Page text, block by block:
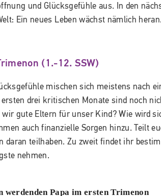
und Glücksgefühle aus. In den
Ein neues Leben wächst nämlich
(1.-12. SSW)
mischen sich meistens nach
drei kritischen Monate sind noch
wir gute Eltern für unser Kind? Wie wird
auch finanzielle Sorgen hinzu. Teilt
daran teilhaben. Zu zweit findet ihr
nehmen.
werdenden Papa im ersten Trimenon